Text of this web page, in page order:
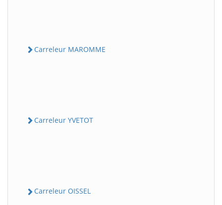
Carreleur MAROMME
Carreleur YVETOT
Carreleur OISSEL